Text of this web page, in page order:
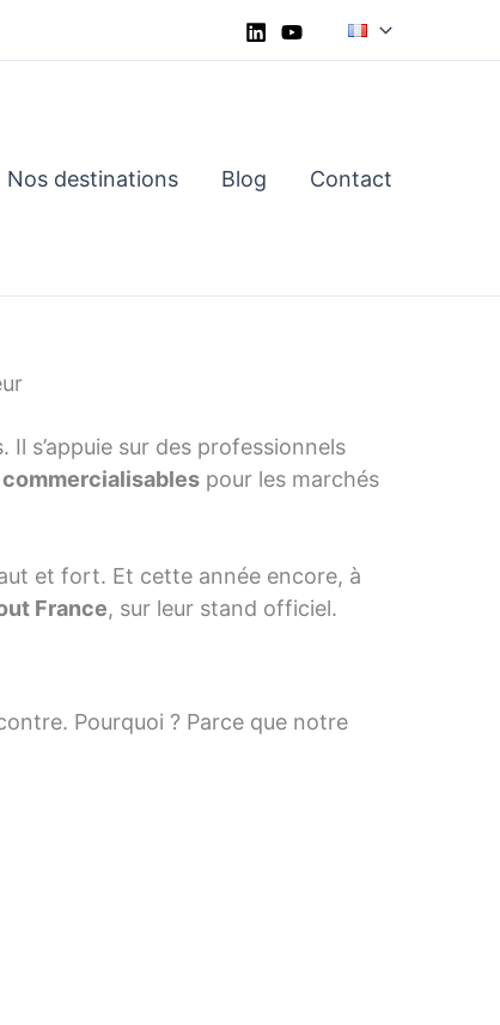
Nos destinations Blog Contact
s’appuie sur des professionnels
pour les marchés
et fort. Et cette année encore, à
France, sur leur stand officiel.
Pourquoi ? Parce que notre